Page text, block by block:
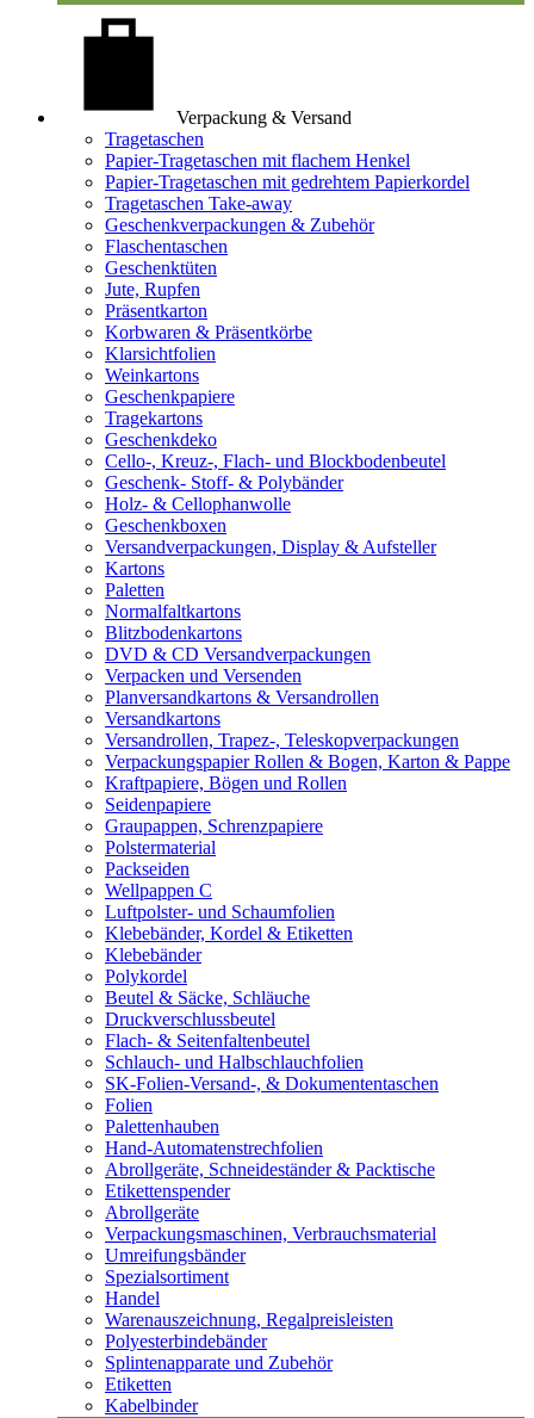
Verpackung & Versand
Tragetaschen
Papier-Tragetaschen mit flachem Henkel
Papier-Tragetaschen mit gedrehtem Papierkordel
Tragetaschen Take-away
Geschenkverpackungen & Zubehör
Flaschentaschen
Geschenktüten
Jute, Rupfen
Präsentkarton
Korbwaren & Präsentkörbe
Klarsichtfolien
Weinkartons
Geschenkpapiere
Tragekartons
Geschenkdeko
Cello-, Kreuz-, Flach- und Blockbodenbeutel
Geschenk- Stoff- & Polybänder
Holz- & Cellophanwolle
Geschenkboxen
Versandverpackungen, Display & Aufsteller
Kartons
Paletten
Normalfaltkartons
Blitzbodenkartons
DVD & CD Versandverpackungen
Verpacken und Versenden
Planversandkartons & Versandrollen
Versandkartons
Versandrollen, Trapez-, Teleskopverpackungen
Verpackungspapier Rollen & Bogen, Karton & Pappe
Kraftpapiere, Bögen und Rollen
Seidenpapiere
Graupappen, Schrenzpapiere
Polstermaterial
Packseiden
Wellpappen C
Luftpolster- und Schaumfolien
Klebebänder, Kordel & Etiketten
Klebebänder
Polykordel
Beutel & Säcke, Schläuche
Druckverschlussbeutel
Flach- & Seitenfaltenbeutel
Schlauch- und Halbschlauchfolien
SK-Folien-Versand-, & Dokumententaschen
Folien
Palettenhauben
Hand-Automatenstrechfolien
Abrollgeräte, Schneideständer & Packtische
Etikettenspender
Abrollgeräte
Verpackungsmaschinen, Verbrauchsmaterial
Umreifungsbänder
Spezialsortiment
Handel
Warenauszeichnung, Regalpreisleisten
Polyesterbindebänder
Splintenapparate und Zubehör
Etiketten
Kabelbinder